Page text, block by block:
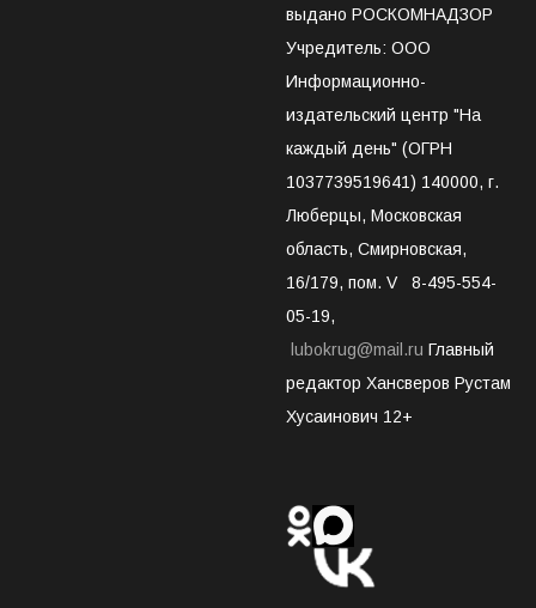
выдано РОСКОМНАДЗОР
Учредитель: ООО
Информационно-
издательский центр "На
каждый день" (ОГРН
1037739519641) 140000, г.
Люберцы, Московская
область, Смирновская,
16/179, пом. V 8-495-554-
05-19,
lubokrug@mail.ru Главный
редактор Хансверов Рустам
Хусаинович 12+